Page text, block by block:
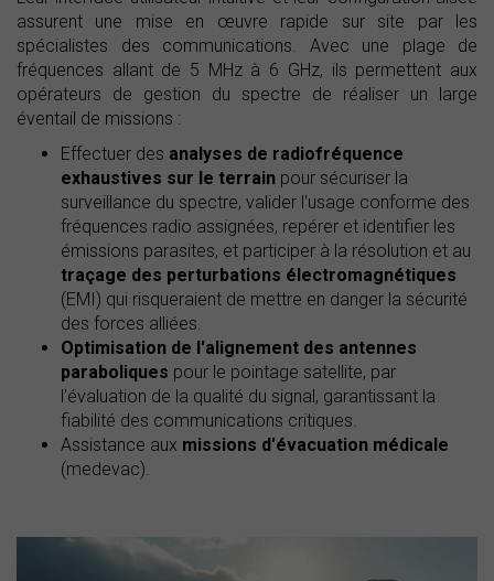
assurent une mise en œuvre rapide sur site par les
spécialistes des communications. Avec une plage de
fréquences allant de 5 MHz à 6 GHz, ils permettent aux
opérateurs de gestion du spectre de réaliser un large
éventail de missions :
Effectuer des analyses de radiofréquence
exhaustives sur le terrain pour sécuriser la
surveillance du spectre, valider l'usage conforme des
fréquences radio assignées, repérer et identifier les
émissions parasites, et participer à la résolution et au
traçage des perturbations électromagnétiques
(EMI) qui risqueraient de mettre en danger la sécurité
des forces alliées.
Optimisation de l'alignement des antennes
paraboliques pour le pointage satellite, par
l'évaluation de la qualité du signal, garantissant la
fiabilité des communications critiques.
Assistance aux missions d'évacuation médicale
(medevac).